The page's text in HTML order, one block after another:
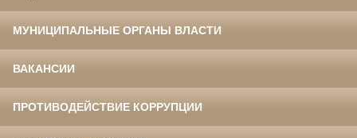
МУНИЦИПАЛЬНЫЕ ОРГАНЫ ВЛАСТИ
ВАКАНСИИ
ПРОТИВОДЕЙСТВИЕ КОРРУПЦИИ